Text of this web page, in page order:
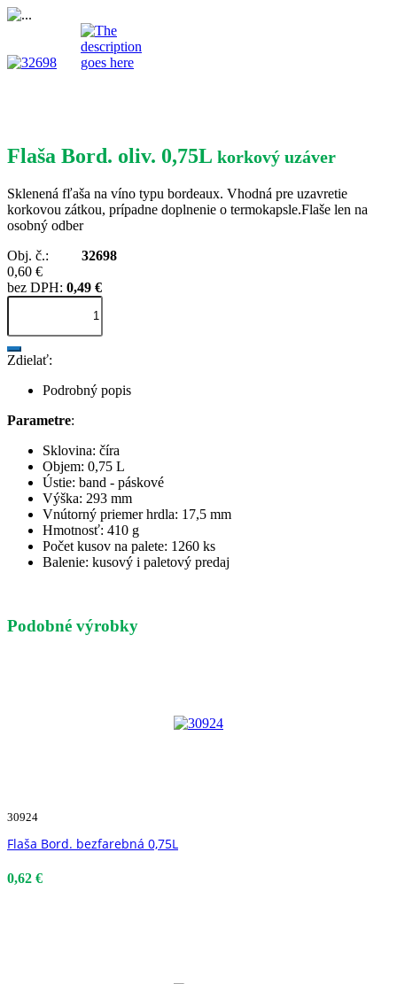
Flaša Bord. oliv. 0,75L korkový uzáver
Sklenená fľaša na víno typu bordeaux. Vhodná pre uzavretie
korkovou zátkou, prípadne doplnenie o termokapsle.Flaše len na
osobný odber
Obj. č.:
32698
0,60 €
bez DPH: 0,49 €
Zdielať:
Podrobný popis
Parametre:
Sklovina: číra
Objem: 0,75 L
Ústie: band - páskové
Výška: 293 mm
Vnútorný priemer hrdla: 17,5 mm
Hmotnosť: 410 g
Počet kusov na palete: 1260 ks
Balenie: kusový i paletový predaj
Podobné výrobky
30924
Flaša Bord. bezfarebná 0,75L
0,62 €